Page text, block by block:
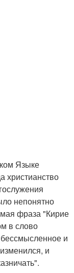
Языке
христианство
непонятно
фраза "Кирие
в слово
бессмысленное и
и